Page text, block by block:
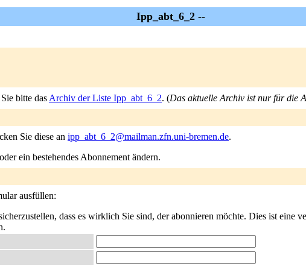
Ipp_abt_6_2 --
bitte das Archiv der Liste Ipp_abt_6_2. (Das aktuelle Archiv ist nur für die
Sie diese an ipp_abt_6_2@mailman.zfn.uni-bremen.de.
ein bestehendes Abonnement ändern.
ausfüllen:
dass es wirklich Sie sind, der abonnieren möchte. Dies ist eine